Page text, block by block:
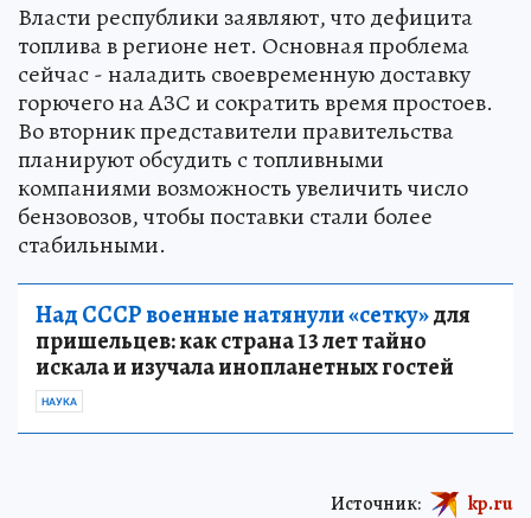
Власти республики заявляют, что дефицита
топлива в регионе нет. Основная проблема
сейчас - наладить своевременную доставку
горючего на АЗС и сократить время простоев.
Во вторник представители правительства
планируют обсудить с топливными
компаниями возможность увеличить число
бензовозов, чтобы поставки стали более
стабильными.
Над СССР военные натянули «сетку»для
пришельцев: как страна 13 лет тайно
искала и изучала инопланетных гостей
НАУКА
Источник: kp.ru